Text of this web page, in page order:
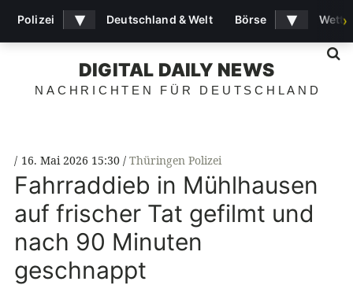
DIGITAL DAILY NEWS
NACHRICHTEN FÜR DEUTSCHLAND
16. Mai 2026 15:30 Thüringen Polizei
Fahrraddieb in Mühlhausen
auf frischer Tat gefilmt und
nach 90 Minuten
geschnappt
Polizei ▾ Deutschland & Welt Börse ▾ ›